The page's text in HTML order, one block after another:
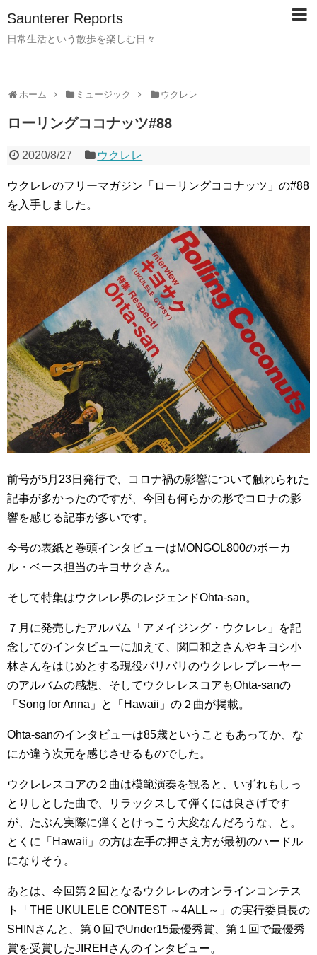
Saunterer Reports
日常生活という散歩を楽しむ日々
ホーム ミュージック ウクレレ
ローリングココナッツ#88
2020/8/27 ウクレレ
ウクレレのフリーマガジン「ローリングココナッツ」の#88
を入手しました。
前号が5月23日発行で、コロナ禍の影響について触れられた
記事が多かったのですが、今回も何らかの形でコロナの影
響を感じる記事が多いです。
今号の表紙と巻頭インタビューはMONGOL800のボーカ
ル・ベース担当のキヨサクさん。
そして特集はウクレレ界のレジェンドOhta-san。
７月に発売したアルバム「アメイジング・ウクレレ」を記
念してのインタビューに加えて、関口和之さんやキヨシ小
林さんをはじめとする現役バリバリのウクレレプレーヤー
のアルバムの感想、そしてウクレレスコアもOhta-sanの
「Song for Anna」と「Hawaii」の２曲が掲載。
Ohta-sanのインタビューは85歳ということもあってか、な
にか違う次元を感じさせるものでした。
ウクレレスコアの２曲は模範演奏を観ると、いずれもしっ
とりしとした曲で、リラックスして弾くには良さげです
が、たぶん実際に弾くとけっこう大変なんだろうな、と。
とくに「Hawaii」の方は左手の押さえ方が最初のハードル
になりそう。
あとは、今回第２回となるウクレレのオンラインコンテス
ト「THE UKULELE CONTEST ～4ALL～」の実行委員長の
SHINさんと、第０回でUnder15最優秀賞、第１回で最優秀
賞を受賞したJIREHさんのインタビュー。